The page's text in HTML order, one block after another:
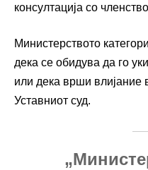
консултација со
Министерството
дека се обидува да го
или дека врши влијание
Уставниот суд.